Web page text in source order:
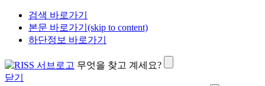
검색 바로가기
본문 바로가기(skip to content)
하단정보 바로가기
무엇을 찾고 계세요?
닫기